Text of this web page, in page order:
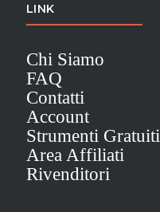
LINK
Chi Siamo
FAQ
Contatti
Account
Strumenti Gratuiti
Area Affiliati
Rivenditori